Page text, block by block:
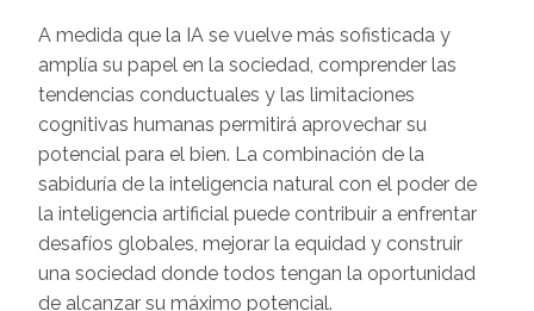
A medida que la IA se vuelve más sofisticada y
amplía su papel en la sociedad, comprender las
tendencias conductuales y las limitaciones
cognitivas humanas permitirá aprovechar su
potencial para el bien. La combinación de la
sabiduría de la inteligencia natural con el poder de
la inteligencia artificial puede contribuir a enfrentar
desafíos globales, mejorar la equidad y construir
una sociedad donde todos tengan la oportunidad
de alcanzar su máximo potencial.